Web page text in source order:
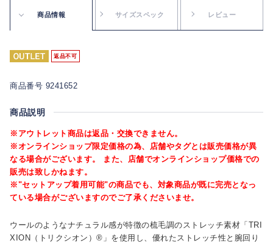
商品情報 サイズスペック レビュー
返品不可
商品番号 9241652
商品説明
※アウトレット商品は返品・交換できません。
※オンラインショップ限定価格の為、店舗やタグとは販売価格が異
なる場合がございます。 また、店舗でオンラインショップ価格での
販売は致しかねます。
※"セットアップ着用可能"の商品でも、対象商品が既に完売となっ
ている場合がございますのでご了承くださいませ。
ウールのようなナチュラル感が特徴の梳毛調のストレッチ素材「TRI
XION（トリクシオン）®」を使用し、優れたストレッチ性と腕回り